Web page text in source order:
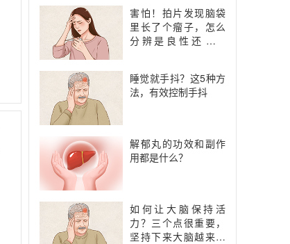
害怕！拍片发现脑袋
里长了个瘤子，怎么
分辨是良性还是恶
睡觉就手抖？这5种方
法，有效控制手抖
解郁丸的功效和副作
用都是什么？
如何让大脑保持活
力？三个点很重要，
坚持下来大脑越来越